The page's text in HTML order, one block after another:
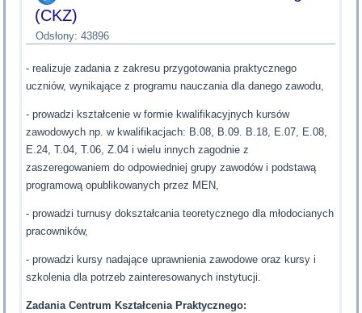
(CKZ)
Odsłony: 43896
- realizuje zadania z zakresu przygotowania praktycznego
uczniów, wynikające z programu nauczania dla danego zawodu,
- prowadzi kształcenie w formie kwalifikacyjnych kursów
zawodowych np. w kwalifikacjach: B.08, B.09. B.18, E.07, E.08,
E.24, T.04, T.06, Z.04 i wielu innych zagodnie z
zaszeregowaniem do odpowiedniej grupy zawodów i podstawą
programową opublikowanych przez MEN,
- prowadzi turnusy dokształcania teoretycznego dla młodocianych
pracowników,
- prowadzi kursy nadające uprawnienia zawodowe oraz kursy i
szkolenia dla potrzeb zainteresowanych instytucji.
Zadania Centrum Kształcenia Praktycznego: